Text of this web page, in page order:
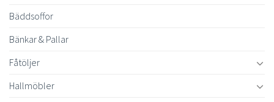
Bäddsoffor
Bänkar & Pallar
Fåtöljer
Hallmöbler